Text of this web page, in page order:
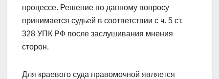
процессе. Решение по данному вопросу
принимается судьей в соответствии с ч. 5 ст.
328 УПК РФ после заслушивания мнения
сторон.
Для краевого суда правомочной является